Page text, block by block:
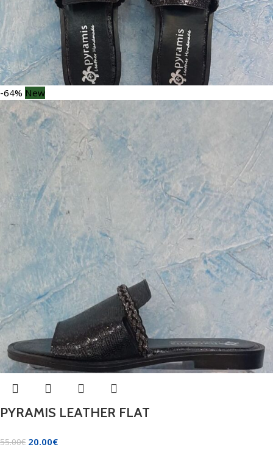
-64% New
PYRAMIS LEATHER FLAT
55.00€ 20.00€